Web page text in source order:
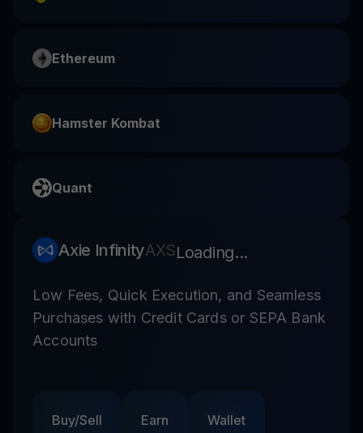
Ethereum
Hamster Kombat
Quant
Axie InfinityAXSLoading...
Low Fees, Quick Execution, and Seamless
Purchases with Credit Cards or SEPA Bank
Accounts
Buy/Sell Earn Wallet